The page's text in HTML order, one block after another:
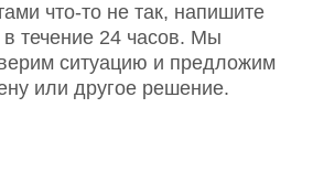
что-то не так, напишите
течение 24 часов. Мы
ситуацию и предложим
или другое решение.